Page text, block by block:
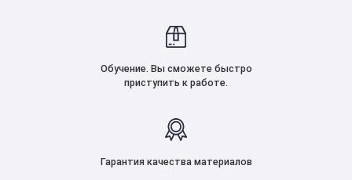
Обучение. Вы сможете быстро
приступить к работе.
Гарантия качества материалов